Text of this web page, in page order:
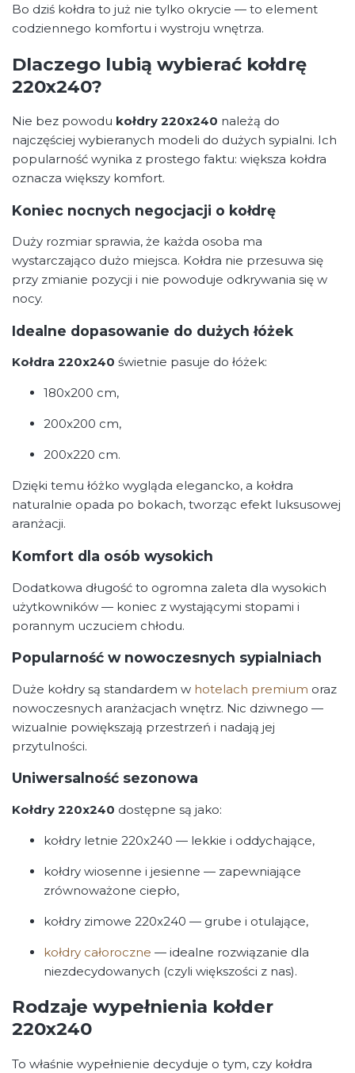
Bo dziś kołdra to już nie tylko okrycie — to element
codziennego komfortu i wystroju wnętrza.
Dlaczego lubią wybierać kołdrę
220x240?
Nie bez powodu kołdry 220x240 należą do
najczęściej wybieranych modeli do dużych sypialni. Ich
popularność wynika z prostego faktu: większa kołdra
oznacza większy komfort.
Koniec nocnych negocjacji o kołdrę
Duży rozmiar sprawia, że każda osoba ma
wystarczająco dużo miejsca. Kołdra nie przesuwa się
przy zmianie pozycji i nie powoduje odkrywania się w
nocy.
Idealne dopasowanie do dużych łóżek
Kołdra 220x240 świetnie pasuje do łóżek:
180x200 cm,
200x200 cm,
200x220 cm.
Dzięki temu łóżko wygląda elegancko, a kołdra
naturalnie opada po bokach, tworząc efekt luksusowej
aranżacji.
Komfort dla osób wysokich
Dodatkowa długość to ogromna zaleta dla wysokich
użytkowników — koniec z wystającymi stopami i
porannym uczuciem chłodu.
Popularność w nowoczesnych sypialniach
Duże kołdry są standardem w hotelach premium oraz
nowoczesnych aranżacjach wnętrz. Nic dziwnego —
wizualnie powiększają przestrzeń i nadają jej
przytulności.
Uniwersalność sezonowa
Kołdry 220x240 dostępne są jako:
kołdry letnie 220x240 — lekkie i oddychające,
kołdry wiosenne i jesienne — zapewniające
zrównoważone ciepło,
kołdry zimowe 220x240 — grube i otulające,
kołdry całoroczne — idealne rozwiązanie dla
niezdecydowanych (czyli większości z nas).
Rodzaje wypełnienia kołder
220x240
To właśnie wypełnienie decyduje o tym, czy kołdra